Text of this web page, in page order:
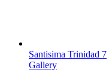
Santisima Trinidad 7
Gallery